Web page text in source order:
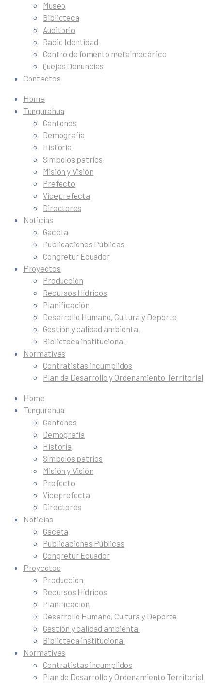
Museo
Biblioteca
Auditorio
Radio Identidad
Centro de fomento metalmecánico
Quejas Denuncias
Contactos
Home
Tungurahua
Cantones
Demografía
Historia
Símbolos patrios
Misión y Visión
Prefecto
Viceprefecta
Directores
Noticias
Gaceta
Publicaciones Públicas
Congretur Ecuador
Proyectos
Producción
Recursos Hídricos
Planificación
Desarrollo Humano, Cultura y Deporte
Gestión y calidad ambiental
Biblioteca institucional
Normativas
Contratistas incumplidos
Plan de Desarrollo y Ordenamiento Territorial
Home
Tungurahua
Cantones
Demografía
Historia
Símbolos patrios
Misión y Visión
Prefecto
Viceprefecta
Directores
Noticias
Gaceta
Publicaciones Públicas
Congretur Ecuador
Proyectos
Producción
Recursos Hídricos
Planificación
Desarrollo Humano, Cultura y Deporte
Gestión y calidad ambiental
Biblioteca institucional
Normativas
Contratistas incumplidos
Plan de Desarrollo y Ordenamiento Territorial